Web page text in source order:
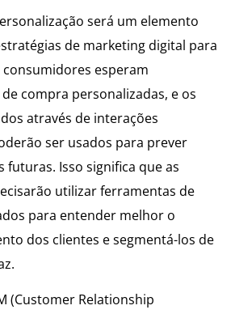
será um elemento
de marketing digital para
esperam
compra personalizadas, e os
através de interações
ser usados para prever
futuras. Isso significa que as
utilizar ferramentas de
para entender melhor o
dos clientes e segmentá-los de
(Customer Relationship